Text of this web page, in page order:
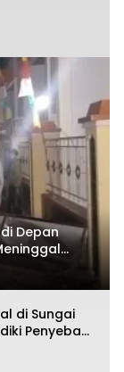
Depan
di Sungai
Penyebab